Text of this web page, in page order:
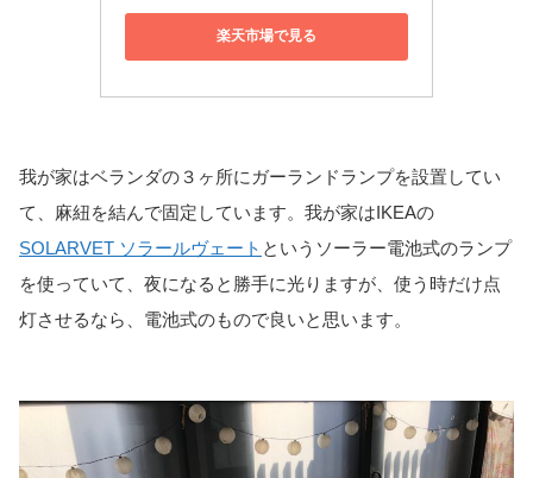
楽天市場で見る
我が家はベランダの３ヶ所にガーランドランプを設置してい
て、麻紐を結んで固定しています。我が家はIKEAの
SOLARVET ソラールヴェート というソーラー電池式のランプ
を使っていて、夜になると勝手に光りますが、使う時だけ点
灯させるなら、電池式のもので良いと思います。